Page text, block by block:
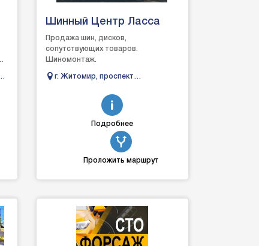
Шинный Центр Ласса
Продажа шин, дисков,
сопутствующих товаров.
Шиномонтаж.
г. Житомир, проспект
Подробнее
Проложить маршрут